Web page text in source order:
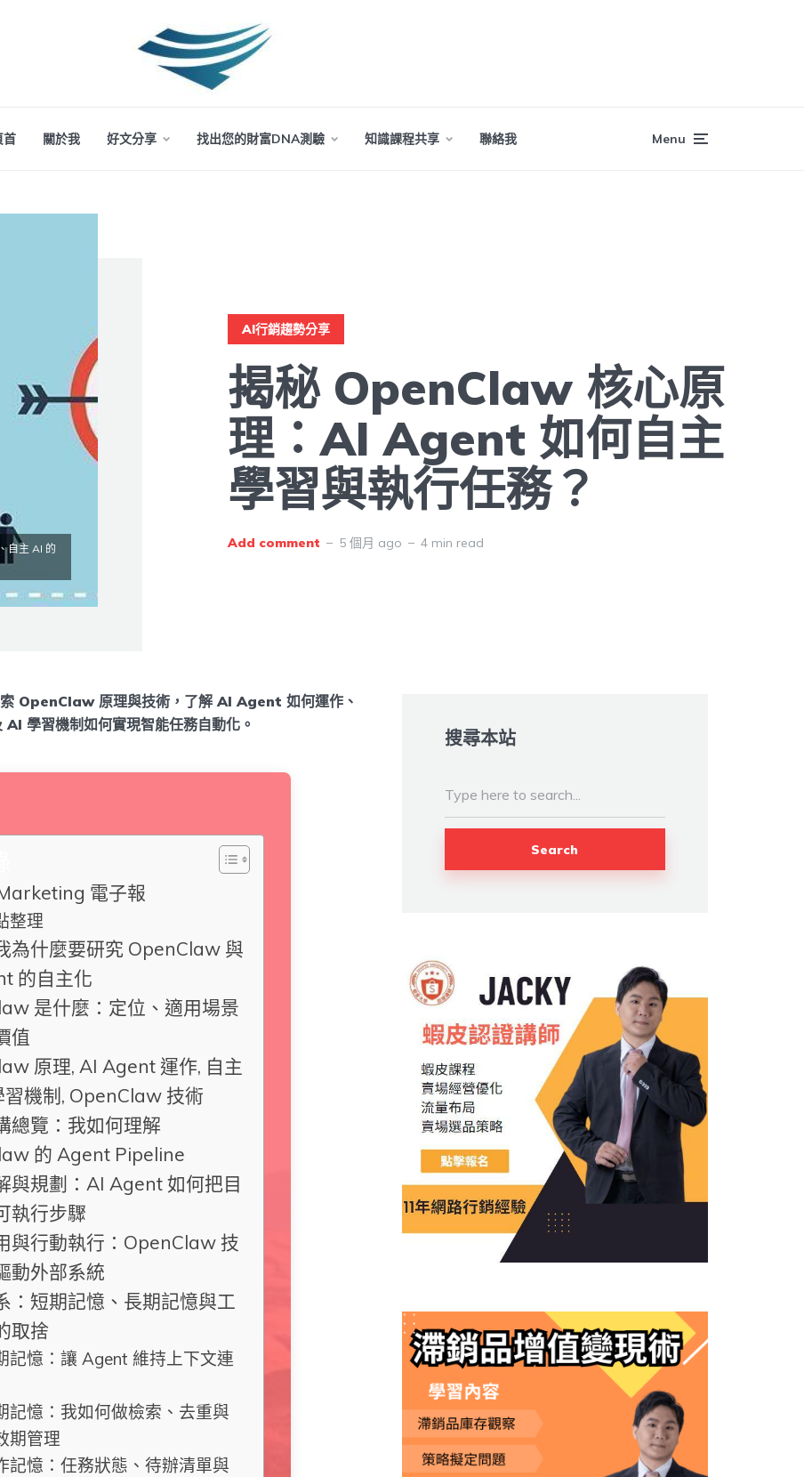
首 關於我 好文分享 找出您的財富DNA測驗 知識課程共享 聯絡我 Menu
自主 AI 的
AI行銷趨勢分享
揭秘 OpenClaw 核心原
理：AI Agent 如何自主
學習與執行任務？
Add comment 5 個月 ago 4 min read
OpenClaw 原理與技術，了解 AI Agent 如何運作、
學習機制如何實現智能任務自動化。
電子報
整理
為什麼要研究 OpenClaw 與
的自主化
是什麼：定位、適用場景
值
原理, AI Agent 運作, 自主
習機制, OpenClaw 技術
總覽：我如何理解
的 Agent Pipeline
與規劃：AI Agent 如何把目
執行步驟
與行動執行：OpenClaw 技
動外部系統
：短期記憶、長期記憶與工
取捨
記憶：讓 Agent 維持上下文連
記憶：我如何做檢索、去重與
期管理
記憶：任務狀態、待辦清單與
搜尋本站
Search